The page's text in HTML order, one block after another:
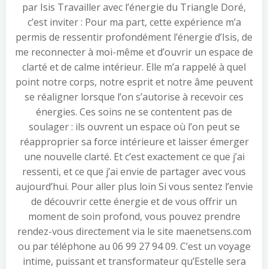
par Isis Travailler avec l’énergie du Triangle Doré,
c’est inviter : Pour ma part, cette expérience m’a
permis de ressentir profondément l’énergie d’Isis, de
me reconnecter à moi-même et d’ouvrir un espace de
clarté et de calme intérieur. Elle m’a rappelé à quel
point notre corps, notre esprit et notre âme peuvent
se réaligner lorsque l’on s’autorise à recevoir ces
énergies. Ces soins ne se contentent pas de
soulager : ils ouvrent un espace où l’on peut se
réapproprier sa force intérieure et laisser émerger
une nouvelle clarté. Et c’est exactement ce que j’ai
ressenti, et ce que j’ai envie de partager avec vous
aujourd’hui. Pour aller plus loin Si vous sentez l’envie
de découvrir cette énergie et de vous offrir un
moment de soin profond, vous pouvez prendre
rendez-vous directement via le site maenetsens.com
ou par téléphone au 06 99 27 94 09. C’est un voyage
intime, puissant et transformateur qu’Estelle sera